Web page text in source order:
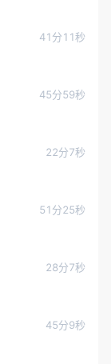
41分11秒
45分59秒
22分7秒
51分25秒
28分7秒
45分9秒